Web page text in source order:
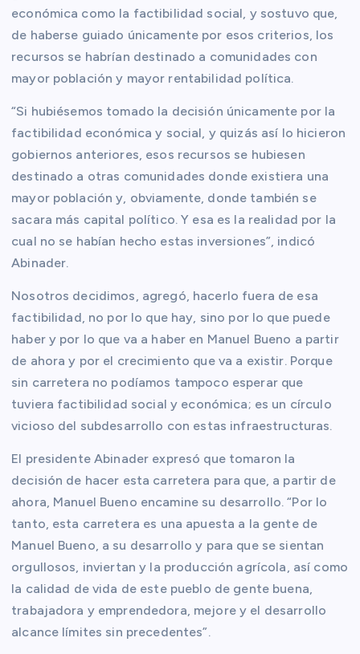
económica como la factibilidad social, y sostuvo que,
de haberse guiado únicamente por esos criterios, los
recursos se habrían destinado a comunidades con
mayor población y mayor rentabilidad política.
“Si hubiésemos tomado la decisión únicamente por la
factibilidad económica y social, y quizás así lo hicieron
gobiernos anteriores, esos recursos se hubiesen
destinado a otras comunidades donde existiera una
mayor población y, obviamente, donde también se
sacara más capital político. Y esa es la realidad por la
cual no se habían hecho estas inversiones”, indicó
Abinader.
Nosotros decidimos, agregó, hacerlo fuera de esa
factibilidad, no por lo que hay, sino por lo que puede
haber y por lo que va a haber en Manuel Bueno a partir
de ahora y por el crecimiento que va a existir. Porque
sin carretera no podíamos tampoco esperar que
tuviera factibilidad social y económica; es un círculo
vicioso del subdesarrollo con estas infraestructuras.
El presidente Abinader expresó que tomaron la
decisión de hacer esta carretera para que, a partir de
ahora, Manuel Bueno encamine su desarrollo. “Por lo
tanto, esta carretera es una apuesta a la gente de
Manuel Bueno, a su desarrollo y para que se sientan
orgullosos, inviertan y la producción agrícola, así como
la calidad de vida de este pueblo de gente buena,
trabajadora y emprendedora, mejore y el desarrollo
alcance límites sin precedentes”.